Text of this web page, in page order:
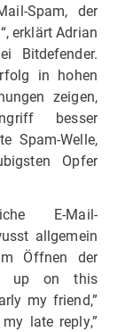
Spam, der
erklärt Adrian
Bitdefender.
in hohen
zeigen,
besser
Spam-Welle,
Opfer
E-Mail-
allgemein
Öffnen der
up on this
my friend,”
late reply,”